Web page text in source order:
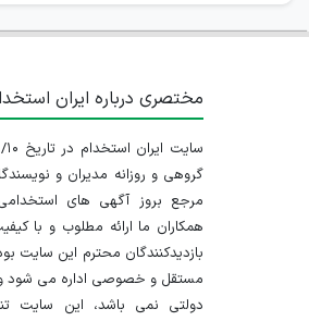
مختصری درباره ایران
گروهی و روزانه مدیران و
مرجع بروز آگهی های
همکاران ما ارائه مطلوب و با
بازدیدکنندگان محترم این سایت
مستقل و خصوصی اداره می شود و
دولتی نمی باشد، این سایت